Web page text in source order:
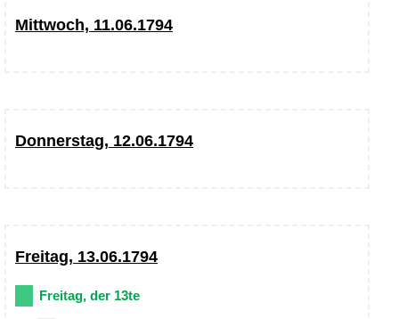
Mittwoch, 11.06.1794
Donnerstag, 12.06.1794
Freitag, 13.06.1794
Freitag, der 13te